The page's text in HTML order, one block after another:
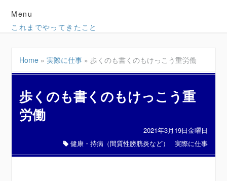
Menu
これまでやってきたこと
Home »実際に仕事 »歩くのも書くのもけっこう重労働
歩くのも書くのもけっこう重
労働
2021年3月19日金曜日
健康・持病（間質性膀胱炎など）
実際に仕事